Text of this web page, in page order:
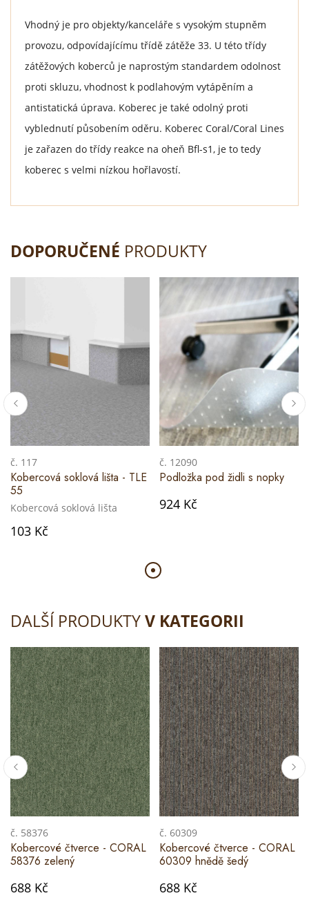
Vhodný je pro objekty/kanceláře s vysokým stupněm
provozu, odpovídajícímu třídě zátěže 33. U této třídy
zátěžových koberců je naprostým standardem odolnost
proti skluzu, vhodnost k podlahovým vytápěním a
antistatická úprava. Koberec je také odolný proti
vyblednutí působením oděru. Koberec Coral/Coral Lines
je zařazen do třídy reakce na oheň Bfl-s1, je to tedy
koberec s velmi nízkou hořlavostí.
DOPORUČENÉ PRODUKTY
č. 117
Kobercová soklová lišta - TLE
55
Kobercová soklová lišta
103 Kč
č. 12090
Podložka pod židli s nopky
924 Kč
DALŠÍ PRODUKTYV KATEGORII
č. 58376
Kobercové čtverce - CORAL
58376 zelený
688 Kč
č. 60309
Kobercové čtverce - CORAL
60309 hnědě šedý
688 Kč